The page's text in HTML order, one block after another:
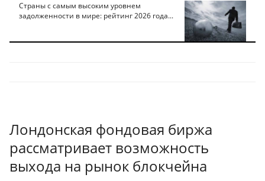
Страны с самым высоким уровнем
задолженности в мире: рейтинг 2026 года...
Лондонская фондовая биржа
рассматривает возможность
выхода на рынок блокчейна